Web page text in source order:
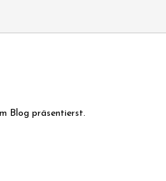
Blog präsentierst.